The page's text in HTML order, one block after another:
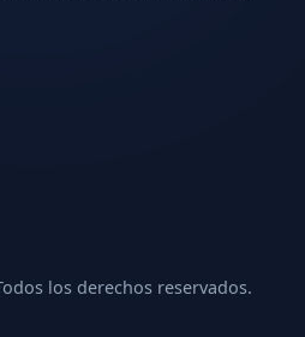
los derechos reservados.